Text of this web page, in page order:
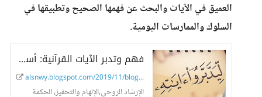
العميق في الآيات والبحث عن فهمها الصحيح وتطبيقها في
السلوك والممارسات اليومية.
فهم وتدبر الآيات القرآنية: أسس وأهمية تدبر القرآن في حياة المسلمين
alsnwy.blogspot.com/2019/11/blog-pos...
الإرشاد الروحي،الإلهام والتحفيز، الحكمة